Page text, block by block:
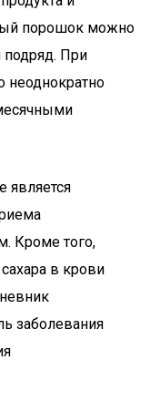
порошок можно
подряд. При
неоднократно
является
Кроме того,
в крови
заболевания